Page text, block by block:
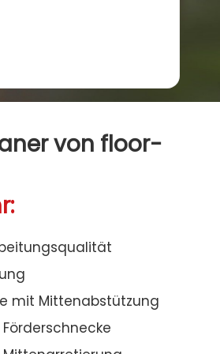
von floor-
mit Mittenabstützung